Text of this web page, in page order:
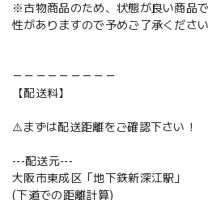
※古物商品のため、状態が良い商品
性がありますので予めご了承ください
－－－－－－－－－
【配送料】
⚠️まずは配送距離をご確認下さい！
---配送元---
大阪市東成区「地下鉄新深江駅」
(下道での距離計算)